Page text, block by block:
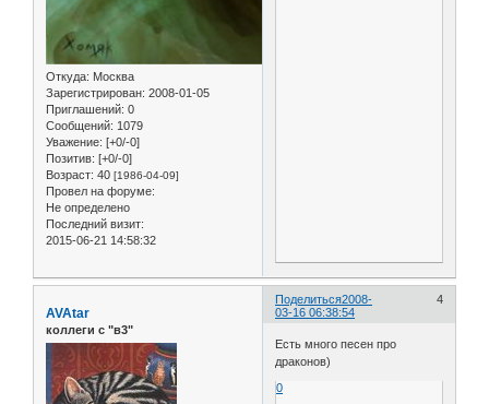
Откуда: Москва
Зарегистрирован: 2008-01-05
Приглашений: 0
Сообщений: 1079
Уважение: [+0/-0]
Позитив: [+0/-0]
Возраст: 40 [1986-04-09]
Провел на форуме:
Не определено
Последний визит:
2015-06-21 14:58:32
Поделиться 4
2008-
03-16 06:38:54
AVAtar
коллеги с "в3"
Есть много песен про
драконов)
0